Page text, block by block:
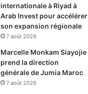
internationale à Riyad à
Arab Invest pour accélérer
son expansion régionale
7 août 2026
Marcelle Monkam Siayojie
prend la direction
générale de Jumia Maroc
7 août 2026